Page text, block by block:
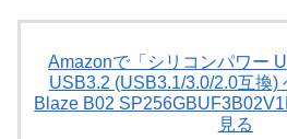
Amazonで「シリコンパワー
USB3.2 (USB3.1/3.0/2.0互換)
Blaze B02
見る